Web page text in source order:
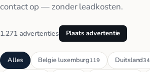
contact op — zonder leadkosten.
1.271 advertenties Plaats advertentie
Alles Belgie luxemburg119 Duitsland34